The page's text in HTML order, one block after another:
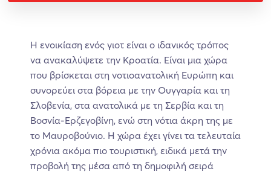
Η ενοικίαση ενός γιοτ είναι ο ιδανικός τρόπος
να ανακαλύψετε την Κροατία. Είναι μια χώρα
που βρίσκεται στη νοτιοανατολική Ευρώπη και
συνορεύει στα βόρεια με την Ουγγαρία και τη
Σλοβενία, στα ανατολικά με τη Σερβία και τη
Βοσνία-Ερζεγοβίνη, ενώ στη νότια άκρη της με
το Μαυροβούνιο. Η χώρα έχει γίνει τα τελευταία
χρόνια ακόμα πιο τουριστική, ειδικά μετά την
προβολή της μέσα από τη δημοφιλή σειρά